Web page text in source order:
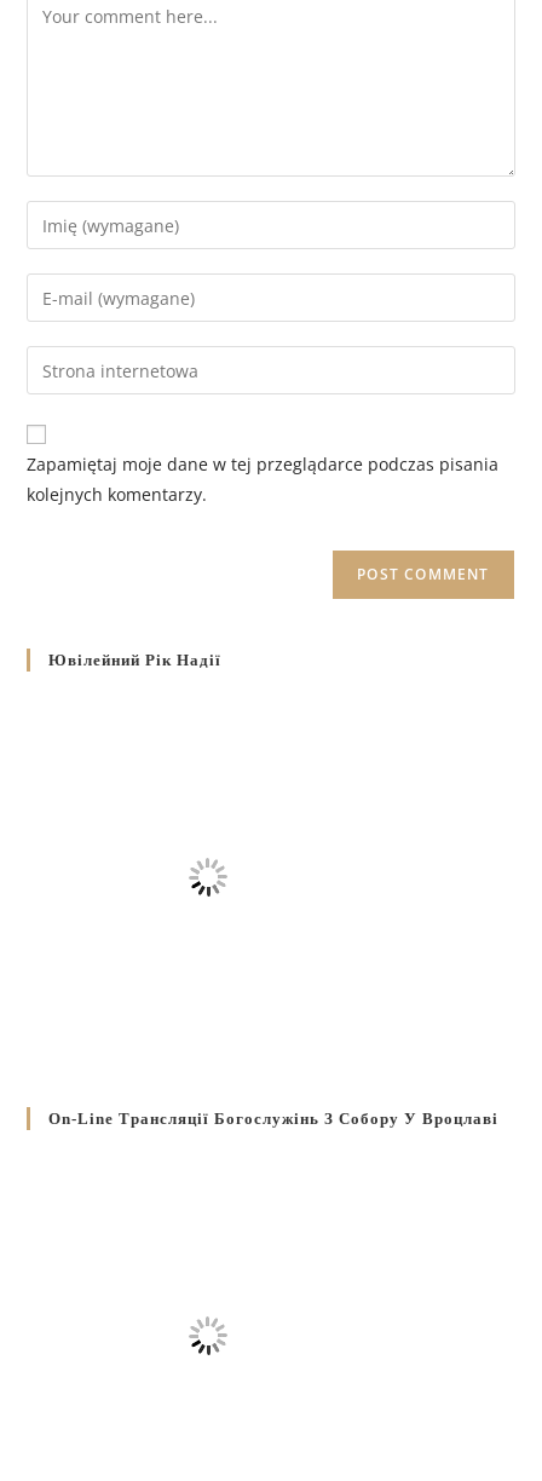
Zapamiętaj moje dane w tej przeglądarce podczas pisania
kolejnych komentarzy.
Ювілейний Рік Надії
On-Line Трансляції Богослужінь З Собору У Вроцлаві